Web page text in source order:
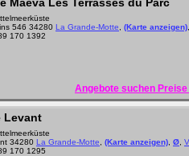
546 34280 La Grande-Motte (Karte anzeigen)
170 1392
Angebote suchen
Levant
34280 La Grande-Motte (Karte anzeigen) Ø
170 1295